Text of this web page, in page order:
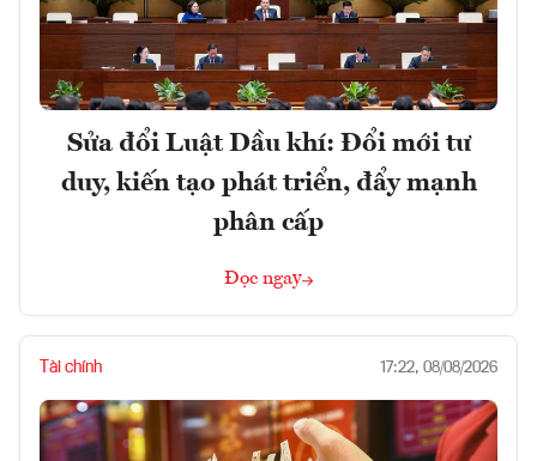
Sửa đổi Luật Dầu khí: Đổi mới tư
duy, kiến tạo phát triển, đẩy mạnh
phân cấp
Đọc ngay
Tài chính 17:22, 08/08/2026